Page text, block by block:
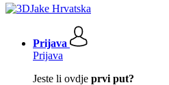
Prijava
Prijava
Jeste li ovdje prvi put?